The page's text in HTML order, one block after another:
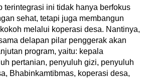
terintegrasi ini tidak hanya berfokus
sehat, tetapi juga membangun
melalui koperasi desa. Nantinya,
delapan pilar penggerak akan
program, yaitu: kepala
pertanian, penyuluh gizi, penyuluh
Bhabinkamtibmas, koperasi desa,